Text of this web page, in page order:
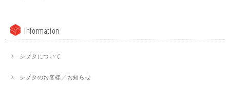
Information
シブタについて
シブタのお客様／お知らせ